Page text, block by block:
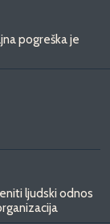
pogreška je
ljudski odnos